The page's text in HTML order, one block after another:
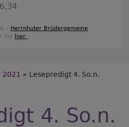
– Herrnhuter Brüdergemeine
Sie hier .
2021
Lesepredigt 4. So.n.
4. So.n.